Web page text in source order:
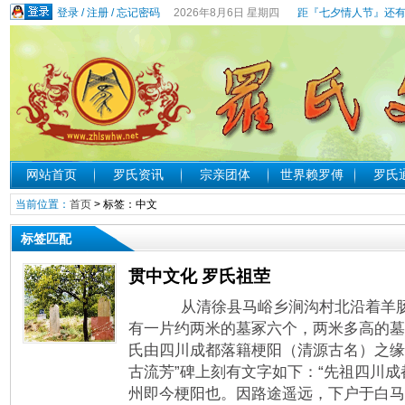
登录/注册/忘记密码 2026年8月6日 星期四 距『七夕情人节』还
网站首页 罗氏资讯 宗亲团体 世界赖罗傅 罗氏
当前位置： 首页> 标签：中文
标签匹配
贯中文化 罗氏祖茔
从清徐县马峪乡涧沟村北沿着羊
有一片约两米的墓冢六个，两米多高的
氏由四川成都落籍梗阳（清源古名）之
古流芳”碑上刻有文字如下：“先祖四川
州即今梗阳也。因路途遥远，下户于白